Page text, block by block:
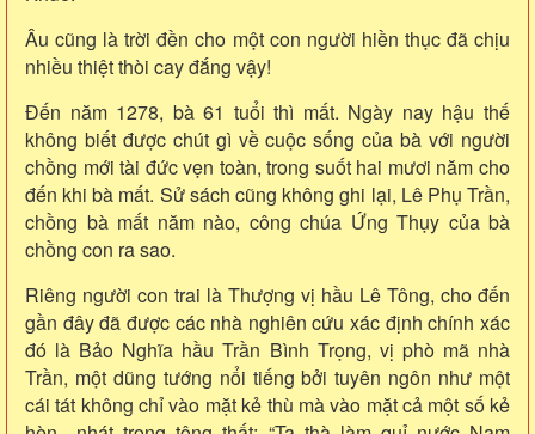
Âu cũng là trời đền cho một con người hiền thục đã chịu
nhiều thiệt thòi cay đắng vậy!
Đến năm 1278, bà 61 tuổi thì mất. Ngày nay hậu thế
không biết được chút gì về cuộc sống của bà với người
chồng mới tài đức vẹn toàn, trong suốt hai mươi năm cho
đến khi bà mất. Sử sách cũng không ghi lại, Lê Phụ Trần,
chồng bà mất năm nào, công chúa Ứng Thụy của bà
chồng con ra sao.
Riêng người con trai là Thượng vị hầu Lê Tông, cho đến
gần đây đã được các nhà nghiên cứu xác định chính xác
đó là Bảo Nghĩa hầu Trần Bình Trọng, vị phò mã nhà
Trần, một dũng tướng nổi tiếng bởi tuyên ngôn như một
cái tát không chỉ vào mặt kẻ thù mà vào mặt cả một số kẻ